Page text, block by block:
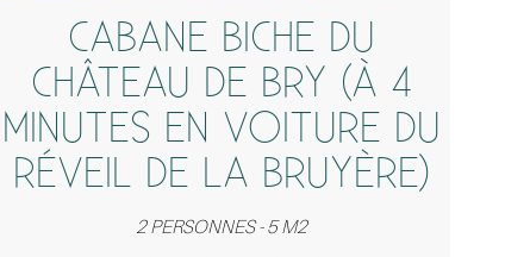
CABANE BICHE DU
CHÂTEAU DE BRY (À 4
MINUTES EN VOITURE DU
RÉVEIL DE LA BRUYÈRE)
2 PERSONNES - 5 M2